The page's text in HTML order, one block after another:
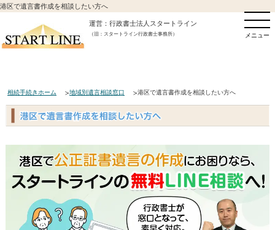
港区で遺言書作成を相談したい方へ
運営：行政書士法人スタートライン
（旧：スタートライン行政書士事務所） メニュー
相続手続きホーム 地域別遺言相談窓口 港区で遺言書作成を相談したい方へ